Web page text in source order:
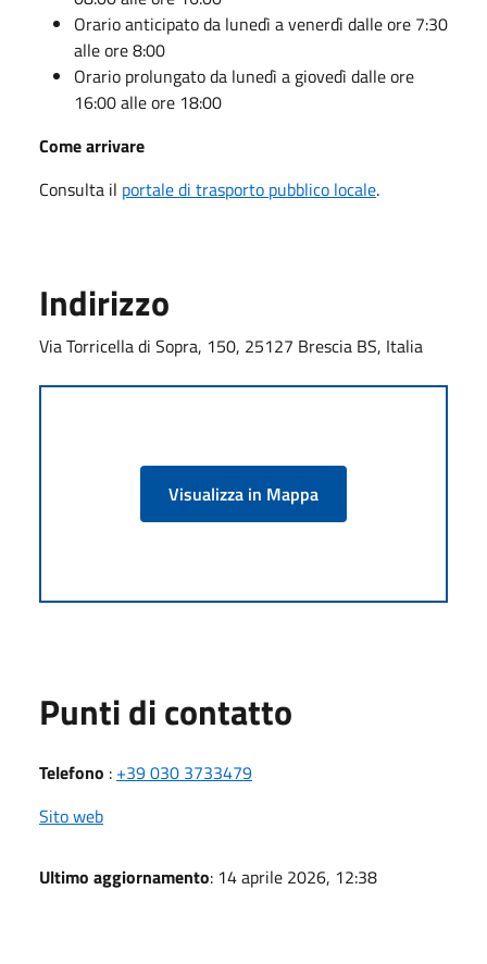
Orario anticipato da lunedì a venerdì dalle ore 7:30
alle ore 8:00
Orario prolungato da lunedì a giovedì dalle ore
16:00 alle ore 18:00
Come arrivare
Consulta il portale di trasporto pubblico locale.
Indirizzo
Via Torricella di Sopra, 150, 25127 Brescia BS, Italia
Visualizza in Mappa
Punti di contatto
Telefono : +39 030 3733479
Sito web
Ultimo aggiornamento: 14 aprile 2026, 12:38